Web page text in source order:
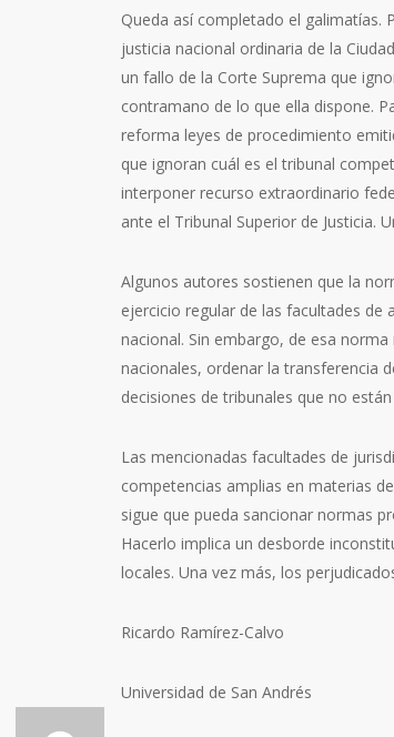
Queda así completado el galimatías.
justicia nacional ordinaria de la
un fallo de la Corte Suprema que
contramano de lo que ella dispone.
reforma leyes de procedimiento
que ignoran cuál es el tribunal
interponer recurso extraordinario
ante el Tribunal Superior de Justicia.
Algunos autores sostienen que la
ejercicio regular de las facultades
nacional. Sin embargo, de esa
nacionales, ordenar la transferencia
decisiones de tribunales que no
Las mencionadas facultades de
competencias amplias en materias
sigue que pueda sancionar normas
Hacerlo implica un desborde
locales. Una vez más, los
Ricardo Ramírez-Calvo
Universidad de San Andrés